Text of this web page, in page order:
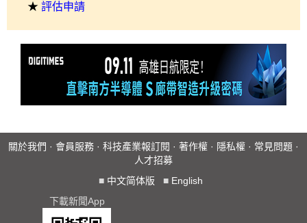
★ 評估申請
關於我們 · 會員服務 · 科技產業報訂閱 · 著作權 · 隱私權 · 常見問題 ·
人才招募
■ 中文简体版 ■ English
下載新聞App